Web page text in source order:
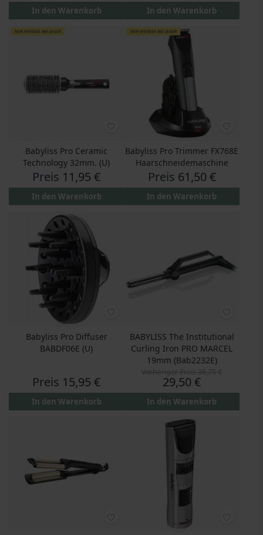
In den Warenkorb In den Warenkorb
NUR WENIGE AM LAGER
Babyliss Pro Ceramic
Technology 32mm. (U)
Preis 11,95 €
In den Warenkorb
NUR WENIGE AM LAGER
Babyliss Pro Trimmer FX768E
Haarschneidemaschine
Preis 61,50 €
In den Warenkorb
Babyliss Pro Diffuser
BABDF06E (U)
Preis 15,95 €
In den Warenkorb
BABYLISS The Institutional
Curling Iron PRO MARCEL
19mm (Bab2232E)
Preis
29,50 €
In den Warenkorb